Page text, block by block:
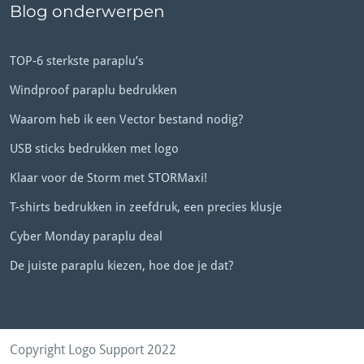
Blog onderwerpen
TOP-6 sterkste paraplu’s
Windproof paraplu bedrukken
Waarom heb ik een Vector bestand nodig?
USB sticks bedrukken met logo
Klaar voor de Storm met STORMaxi!
T-shirts bedrukken in zeefdruk, een precies klusje
Cyber Monday paraplu deal
De juiste paraplu kiezen, hoe doe je dat?
Copyright Logo Support 2022